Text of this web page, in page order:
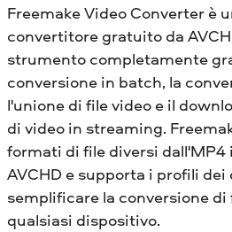
Freemake Video Converter è
convertitore gratuito da
strumento completamente
conversione in batch, la
l'unione di file video e il
di video in streaming.
formati di file diversi
AVCHD e supporta i profili
semplificare la conversione
qualsiasi dispositivo.